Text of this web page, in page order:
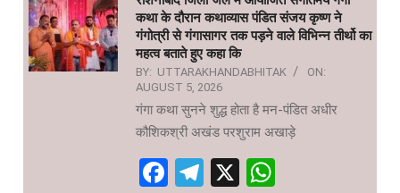
कथा के दौरान कथाव्यास पंडित संजय कृष्ण ने
गंगोत्री से गंगासागर तक पड़ने वाले विभिन्न तीर्थो का
महत्व बताते हुए कहा कि
BY: UTTARAKHANDABHITAK
ON:
AUGUST 5, 2026
गंगा कथा सुनने शुद्ध होता है मन-पंडित अधीर
कौशिकश्री अखंड परशुराम अखाड़े
Facebook
Telegram
X